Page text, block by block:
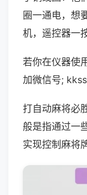
圈一通电，想
机，遥控器一
若你在仪器使
加微信号;
打自动麻将必
般是指通过一
实现控制麻将